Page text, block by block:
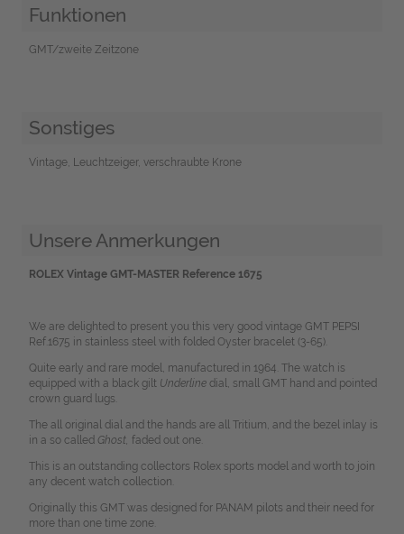
Funktionen
GMT/zweite Zeitzone
Sonstiges
Vintage, Leuchtzeiger, verschraubte Krone
Unsere Anmerkungen
ROLEX Vintage GMT-MASTER Reference 1675
We are delighted to present you this very good vintage GMT PEPSI
Ref.1675 in stainless steel with folded Oyster bracelet (3-65).
Quite early and rare model, manufactured in 1964. The watch is
equipped with a black gilt Underlinedial, small GMT hand and pointed
crown guard lugs.
The all original dial and the hands are all Tritium, and the bezel inlay is
in a so called Ghost, faded out one.
This is an outstanding collectors Rolex sports model and worth to join
any decent watch collection.
Originally this GMT was designed for PANAM pilots and their need for
more than one time zone.